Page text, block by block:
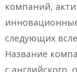
компаний,
следующих
Название
с английского,